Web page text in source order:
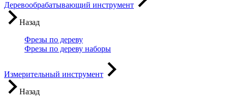
Деревообрабатывающий инструмент
Назад
Фрезы по дереву
Фрезы по дереву наборы
Измерительный инструмент
Назад